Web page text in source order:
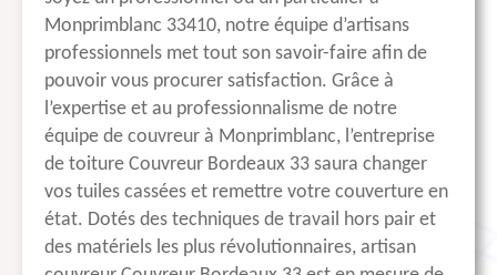
Monprimblanc 33410, notre équipe d’artisans
professionnels met tout son savoir-faire afin de
pouvoir vous procurer satisfaction. Grâce à
l’expertise et au professionnalisme de notre
équipe de couvreur à Monprimblanc, l’entreprise
de toiture Couvreur Bordeaux 33 saura changer
vos tuiles cassées et remettre votre couverture en
état. Dotés des techniques de travail hors pair et
des matériels les plus révolutionnaires, artisan